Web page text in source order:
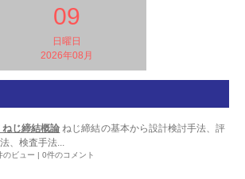
09
日曜日
2026年08月
ねじ締結概論 ねじ締結の基本から設計検討手法、評
、検査手法...
のビュー 0件のコメント